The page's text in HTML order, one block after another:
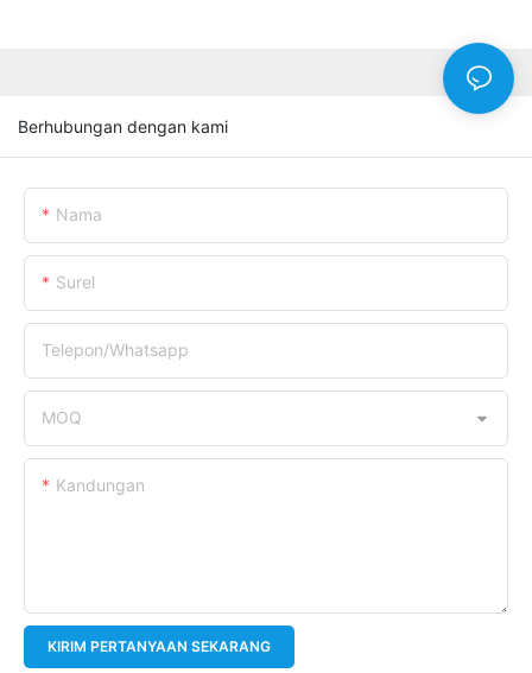
Berhubungan dengan kami
Nama
Surel
Telepon/whatsapp
MOQ
Kandungan
KIRIM PERTANYAAN SEKARANG